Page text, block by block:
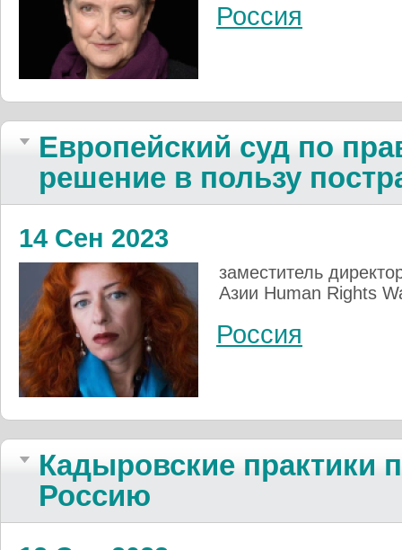
Россия
Европейский суд по
решение в пользу
14 Сен 2023
заместитель
Азии Human Rights
Россия
Кадыровские практики
Россию